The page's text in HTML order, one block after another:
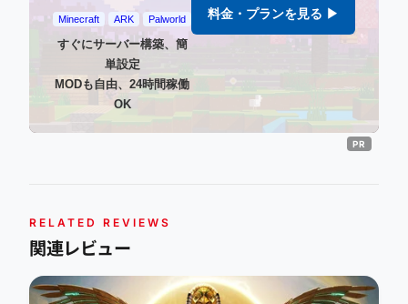
Minecraft ARK Palworld
すぐにサーバー構築、簡
単設定
MODも自由、24時間稼働
OK
料金・プランを見る ▶
RELATED REVIEWS
関連レビュー